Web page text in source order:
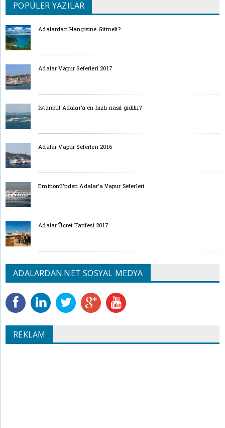
POPÜLER YAZILAR
Adalardan Hangisine Gitmeli?
Adalar Vapur Seferleri 2017
İstanbul Adalar’a en hızlı nasıl gidilir?
Adalar Vapur Seferleri 2016
Eminönü’nden Adalar’a Vapur Seferleri
Adalar Ücret Tarifesi 2017
ADALARDAN.NET SOSYAL MEDYA
REKLAM